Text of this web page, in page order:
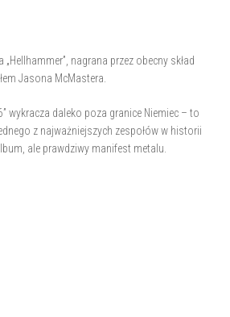
nagrana przez obecny skład
Jasona McMastera.
wykracza daleko poza granice Niemiec – to
z najważniejszych zespołów w historii
ale prawdziwy manifest metalu.